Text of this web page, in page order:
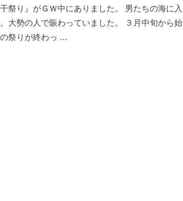
祭り』がＧＷ中にありました。 男たちの海に入
大勢の人で賑わっていました。 ３月中旬から始
祭りが終わっ …